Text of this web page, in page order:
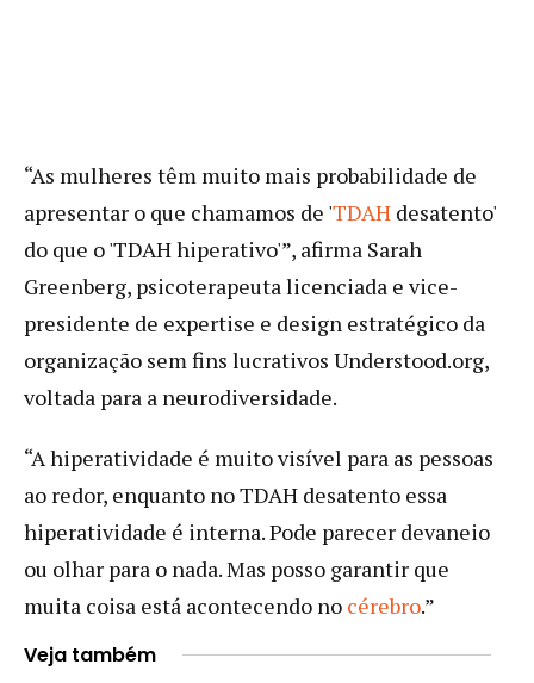
“As mulheres têm muito mais probabilidade de
apresentar o que chamamos de 'TDAH desatento'
do que o 'TDAH hiperativo'”, afirma Sarah
Greenberg, psicoterapeuta licenciada e vice-
presidente de expertise e design estratégico da
organização sem fins lucrativos Understood.org,
voltada para a neurodiversidade.
“A hiperatividade é muito visível para as pessoas
ao redor, enquanto no TDAH desatento essa
hiperatividade é interna. Pode parecer devaneio
ou olhar para o nada. Mas posso garantir que
muita coisa está acontecendo no cérebro.”
Veja também